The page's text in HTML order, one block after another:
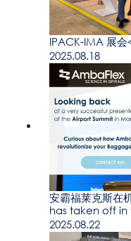
IPACK-IMA 展
2025.08.18
安霸福莱克斯在
has taken off in
2025.08.22